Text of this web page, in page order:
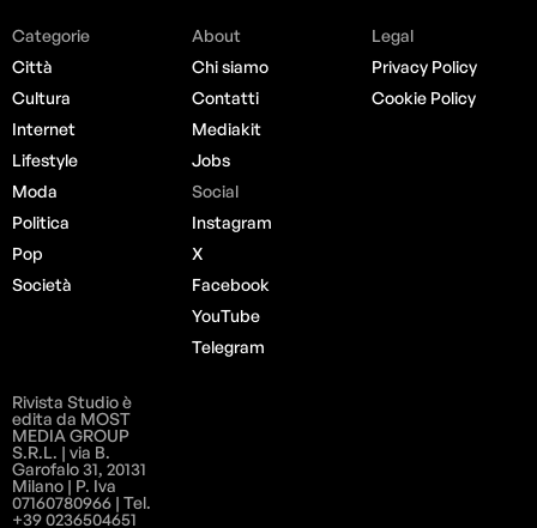
Categorie
Città
Cultura
Internet
Lifestyle
Moda
Politica
Pop
Società
About
Chi siamo
Contatti
Mediakit
Jobs
Social
Instagram
X
Facebook
YouTube
Telegram
Legal
Privacy Policy
Cookie Policy
Rivista Studio è
edita da MOST
MEDIA GROUP
S.R.L. | via B.
Garofalo 31, 20131
Milano | P. Iva
07160780966 | Tel.
+39 0236504651